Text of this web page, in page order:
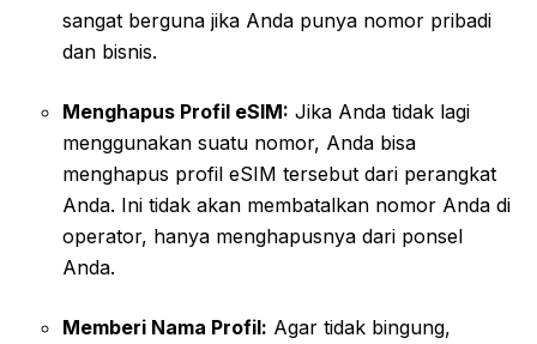
sangat berguna jika Anda punya nomor pribadi
dan bisnis.
Menghapus Profil eSIM: Jika Anda tidak lagi
menggunakan suatu nomor, Anda bisa
menghapus profil eSIM tersebut dari perangkat
Anda. Ini tidak akan membatalkan nomor Anda di
operator, hanya menghapusnya dari ponsel
Anda.
Memberi Nama Profil: Agar tidak bingung,